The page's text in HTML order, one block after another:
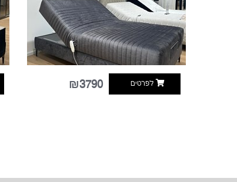
לפרטים ₪3790